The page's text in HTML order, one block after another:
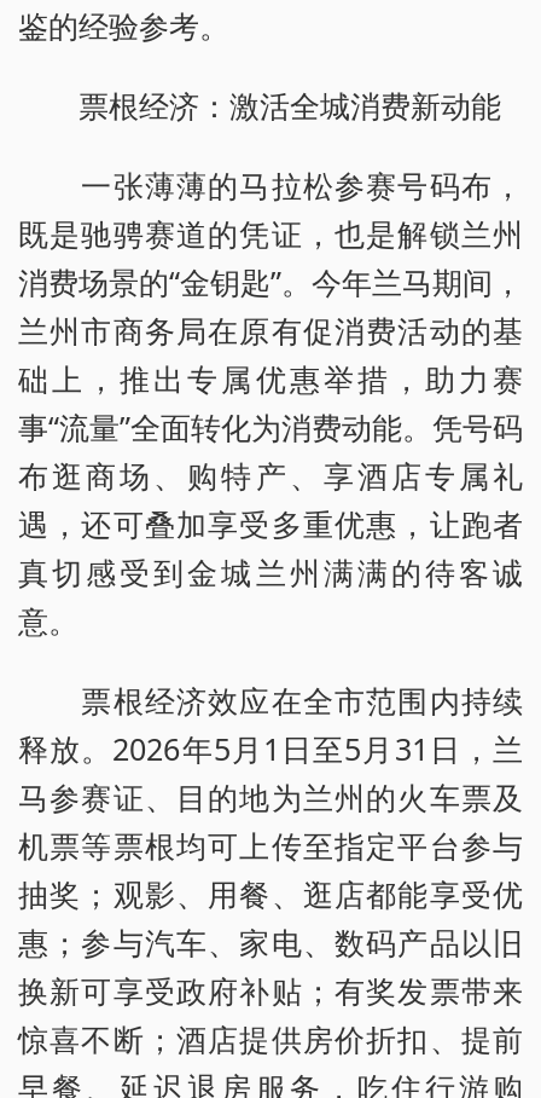
鉴的经验参考。
票根经济：激活全城消费新动能
一张薄薄的马拉松参赛号码布，
既是驰骋赛道的凭证，也是解锁兰州
消费场景的“金钥匙”。今年兰马期间，
兰州市商务局在原有促消费活动的基
础上，推出专属优惠举措，助力赛
事“流量”全面转化为消费动能。凭号码
布逛商场、购特产、享酒店专属礼
遇，还可叠加享受多重优惠，让跑者
真切感受到金城兰州满满的待客诚
意。
票根经济效应在全市范围内持续
释放。2026年5月1日至5月31日，兰
马参赛证、目的地为兰州的火车票及
机票等票根均可上传至指定平台参与
抽奖；观影、用餐、逛店都能享受优
惠；参与汽车、家电、数码产品以旧
换新可享受政府补贴；有奖发票带来
惊喜不断；酒店提供房价折扣、提前
早餐、延迟退房服务，吃住行游购